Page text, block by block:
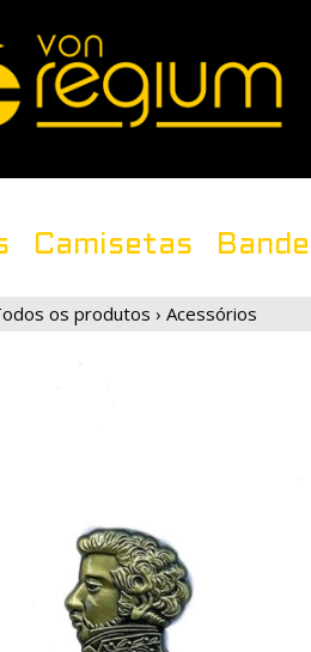
Camisetas
os produtos › Acessórios